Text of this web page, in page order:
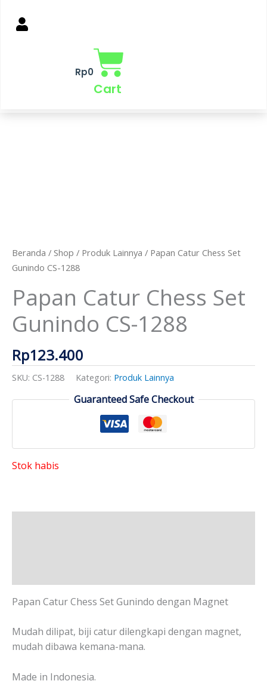
Rp0
Cart
Beranda / Shop / Produk Lainnya / Papan Catur Chess Set
Gunindo CS-1288
Papan Catur Chess Set
Gunindo CS-1288
Rp123.400
SKU: CS-1288 Kategori: Produk Lainnya
Guaranteed Safe Checkout
Stok habis
Papan Catur Chess Set Gunindo dengan Magnet
Mudah dilipat, biji catur dilengkapi dengan magnet,
mudah dibawa kemana-mana.
Made in Indonesia.